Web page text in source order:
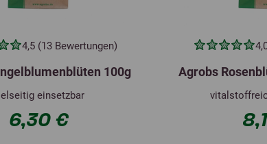
4,5 (13 Bewertungen)
100g
einsetzbar
6,30 €
Agrobs